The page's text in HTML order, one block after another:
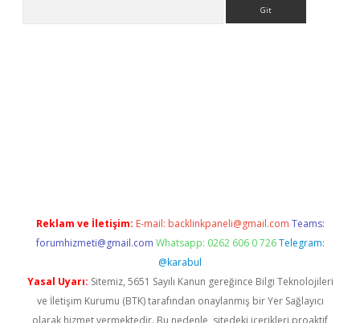
Reklam ve İletişim: E-mail: backlinkpaneli@gmail.com Teams:
forumhizmeti@gmail.com Whatsapp: 0262 606 0 726 Telegram:
@karabul
Yasal Uyarı: Sitemiz, 5651 Sayılı Kanun gereğince Bilgi Teknolojileri
ve İletişim Kurumu (BTK) tarafından onaylanmış bir Yer Sağlayıcı
olarak hizmet vermektedir. Bu nedenle, sitedeki içerikleri proaktif